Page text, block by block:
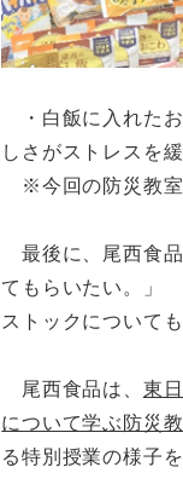
・白飯に入れたお
しさがストレスを
※今回の防災教室
最後に、尾西食品
てもらいたい。」
ストックについて
尾西食品は、 東
について学ぶ防災
る特別授業の様子